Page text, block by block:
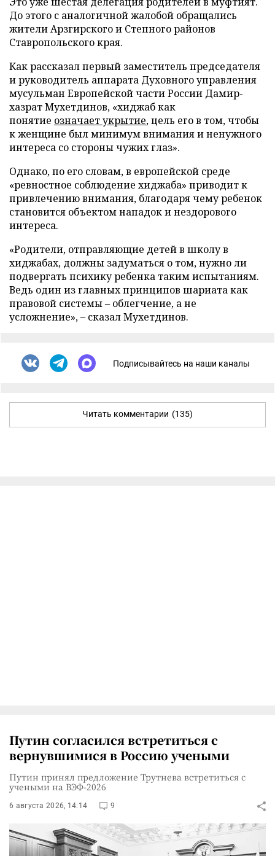
До этого с аналогичной жалобой обращались
жители Арзгирского и Степного районов
Ставропольского края.
Как рассказал первый заместитель председателя
и руководитель аппарата Духовного управления
мусульман Европейской части России Дамир-
хазрат Мухетдинов, «хиджаб как
понятие означает укрытие, цель его в том, чтобы
к женщине был минимум внимания и ненужного
интереса со стороны чужих глаз».
Однако, по его словам, в европейской среде
«ревностное соблюдение хиджаба» приводит к
привлечению внимания, благодаря чему ребенок
становится объектом нападок и нездорового
интереса.
«Родители, отправляющие детей в школу в
хиджабах, должны задуматься о том, нужно ли
подвергать психику ребенка таким испытаниям.
Ведь один из главных принципов шариата как
правовой системы – облегчение, а не
усложнение»,– сказал Мухетдинов.
Подписывайтесь на наши каналы
Читать комментарии (135)
Путин согласился встретиться с
вернувшимися в Россию учеными
Путин принял предложение Трутнева встретиться с
учеными на ВЭФ-2026
6 августа 2026, 14:14 9